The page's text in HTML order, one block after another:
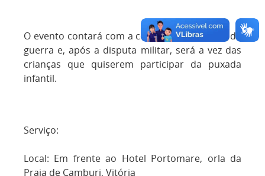
O evento contará com a competição de cabo de
guerra e, após a disputa militar, será a vez das
crianças que quiserem participar da puxada
infantil.
Serviço:
Local: Em frente ao Hotel Portomare, orla da
Praia de Camburi, Vitória